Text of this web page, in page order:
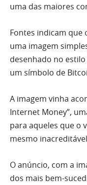
uma das maiores
Fontes indicam que
uma imagem
desenhado no
um símbolo de
A imagem vinha
Internet Money”,
para aqueles que o
mesmo
O anúncio, com a
dos mais bem-